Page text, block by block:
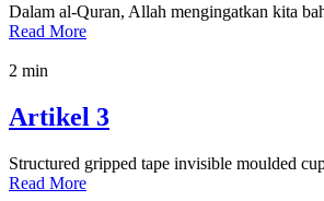
Dalam al-Quran, Allah mengingatkan kita
Read More
2 min
Artikel 3
Structured gripped tape invisible moulded
Read More